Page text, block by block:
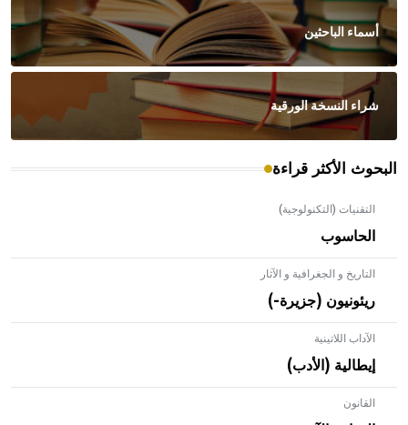
أسماء الباحثين
شراء النسخة الورقية
البحوث الأكثر قراءة
التقنيات (التكنولوجية)
الحاسوب
التاريخ و الجغرافية و الآثار
ريئونيون (جزيرة-)
الآداب اللاتينية
إيطالية (الأدب)
القانون- هل تعلم أن الأبلق نوع من الفنون الهندسية التي ارتبطت